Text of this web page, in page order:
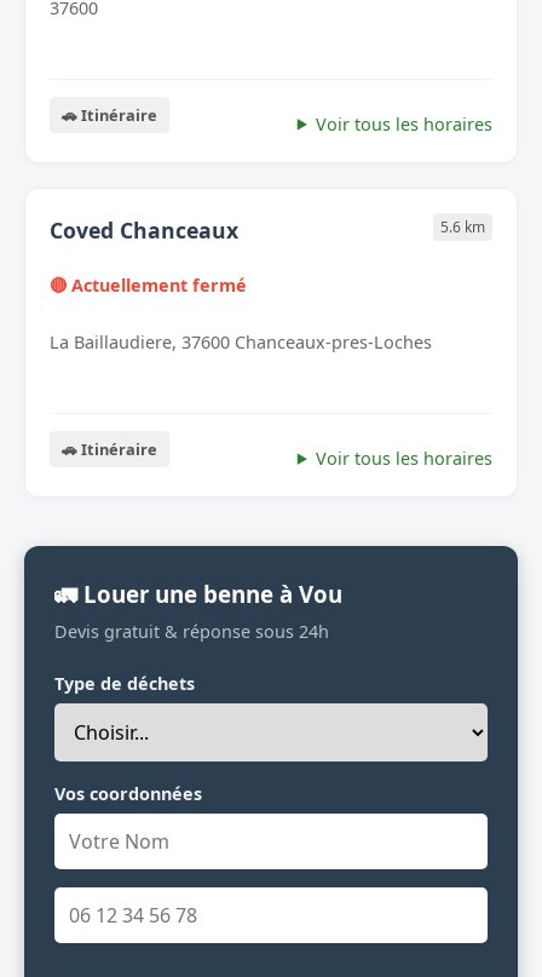
37600
🚗 Itinéraire Voir tous les horaires
Coved Chanceaux 5.6 km
🔴 Actuellement fermé
La Baillaudiere, 37600 Chanceaux-pres-Loches
🚗 Itinéraire Voir tous les horaires
🚛 Louer une benne à Vou
Devis gratuit & réponse sous 24h
Type de déchets
Vos coordonnées